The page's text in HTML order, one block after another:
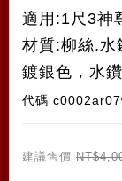
適用:1尺3神
材質:柳絲.水
鍍銀色，水
代碼
建議售價